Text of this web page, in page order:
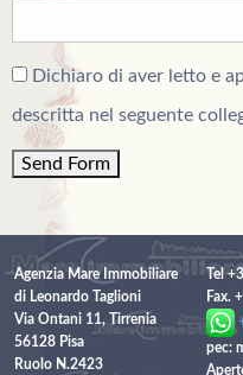
Dichiaro di aver letto e
descritta nel seguente
Agenzia Mare Immobiliare
di Leonardo Taglioni
Via Ontani 11, Tirrenia
56128 Pisa
Ruolo N.2423
Tel
Fax.
pec: